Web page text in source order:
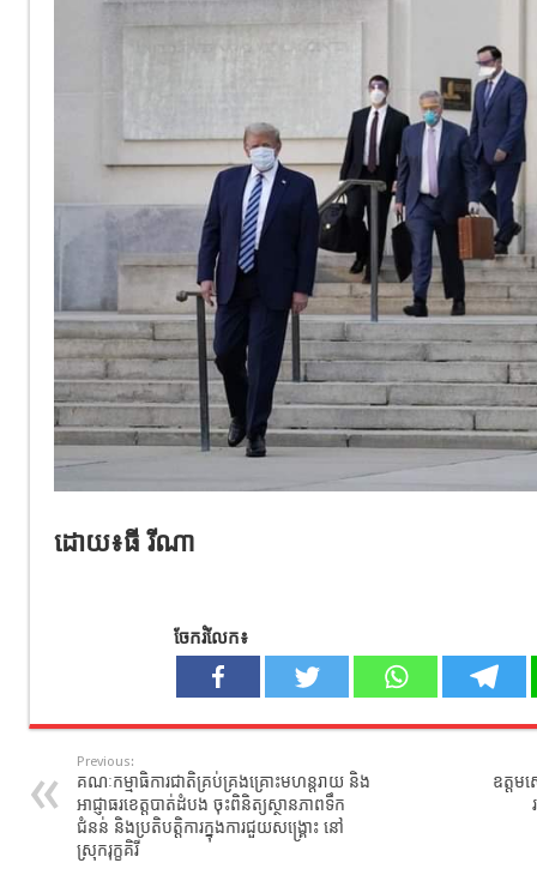
ដោយ៖ធី រីណា
ចែករំលែក៖
Previous:
គណៈកម្មាធិការជាតិគ្រប់គ្រងគ្រោះមហន្តរាយ និង
អាជ្ញាធរខេត្តបាត់ដំបង ចុះពិនិត្យស្ថានភាពទឹក
ជំនន់ និងប្រតិបត្តិការក្នុងការជួយសង្គ្រោះ នៅ
ស្រុករុក្ខគិរី
ឧត្តម